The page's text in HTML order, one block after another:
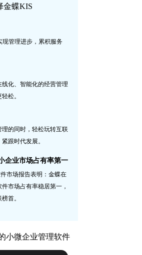
小微企业管理软件
金蝶KIS
现管理进步，累积服务
化、智能化的经营管理
松。
的同时，轻松玩转互联
跟时代发展。
企业市场占有率第一
市场报告表明：金蝶在
市场占有率稳居第一，
首。